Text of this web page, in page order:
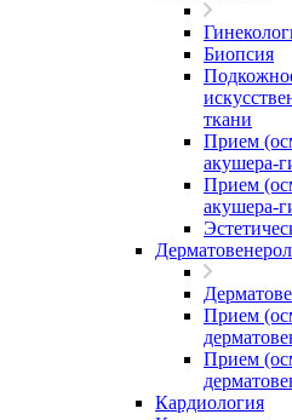
Биопсия
ткани
Прием
акушера-
Прием
акушера-
Прием
Прием
Кардиология